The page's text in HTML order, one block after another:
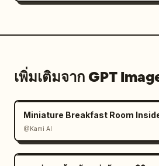
เพิ่มเติมจาก GPT
Miniature Breakfast Room
@Kami AI